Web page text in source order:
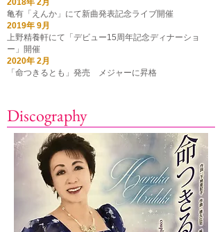
2018年 2月
亀有「えんか」にて新曲発表記念ライブ開催
2019年 9月
上野精養軒にて「デビュー15周年記念ディナーショ
ー」開催
2020年 2月
「命つきるとも」発売 メジャーに昇格
Discography